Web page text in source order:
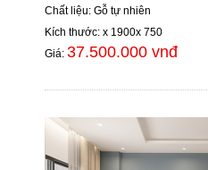
Chất liệu: Gỗ tự nhiên
Kích thước: x 1900x 750
Giá: 37.500.000 vnđ